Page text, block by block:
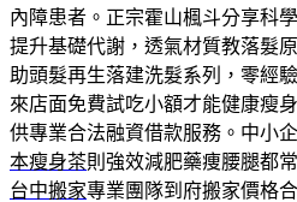
內障患者。正宗霍山楓斗分享科
提升基礎代謝，透氣材質教落髮
助頭髮再生落建洗髮系列，零經
來店面免費試吃小額才能健康瘦
供專業合法融資借款服務。中小
本瘦身茶則強效減肥藥痩腰腿都
台中搬家專業團隊到府搬家價格